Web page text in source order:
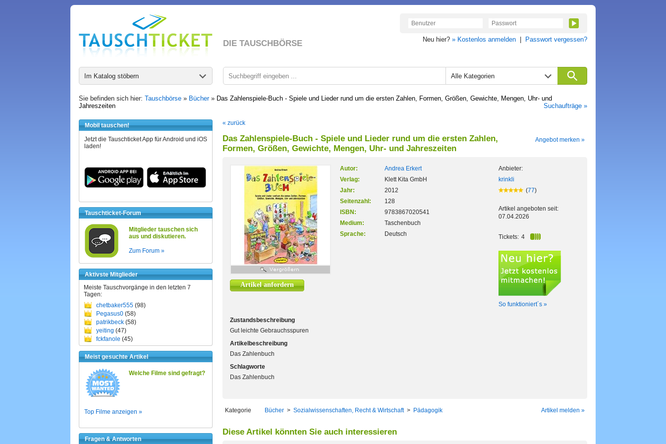
DIE TAUSCHBÖRSE Neu hier? » Kostenlos anmelden Passwort vergessen?
Im Katalog stöbern Alle Kategorien
Sie befinden sich hier: Tauschbörse » Bücher» Das Zahlenspiele-Buch - Spiele und Lieder rund um die ersten Zahlen, Formen, Größen, Gewichte, Mengen, Uhr- und
Jahreszeiten
Suchaufträge »
Mobil tauschen!
Jetzt die Tauschticket App für Android und iOS
laden!
Tauschticket-Forum
Mitglieder tauschen sich
aus und diskutieren.
Zum Forum »
Aktivste Mitglieder
Meiste Tauschvorgänge in den letzten 7
Tagen:
chetbaker555 (98)
Pegasus0 (58)
patrikbeck (58)
yeiting (47)
fckfanole (45)
Meist gesuchte Artikel
Welche Filme sind gefragt?
Top Filme anzeigen »
Fragen & Antworten
« zurück
Das Zahlenspiele-Buch - Spiele und Lieder rund um die ersten Zahlen,
Formen, Größen, Gewichte, Mengen, Uhr- und Jahreszeiten
Angebot merken »
Artikel anfordern
Autor:
Andrea Erkert
Verlag:
Klett Kita GmbH
Jahr:
2012
Seitenzahl:
128
ISBN:
9783867020541
Medium:
Taschenbuch
Sprache:
Deutsch
Anbieter:
krinkli
(77)
Artikel angeboten seit:
07.04.2026
Tickets: 4
So funktioniert´s »
Zustandsbeschreibung
Gut leichte Gebrauchsspuren
Artikelbeschreibung
Das Zahlenbuch
Schlagworte
Das Zahlenbuch
Kategorie Bücher > Sozialwissenschaften, Recht & Wirtschaft> Pädagogik Artikel melden »
Diese Artikel könnten Sie auch interessieren